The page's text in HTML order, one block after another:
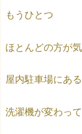
もうひとつ
ほとんどの方が
屋内駐車場にある
洗濯機が変わっ